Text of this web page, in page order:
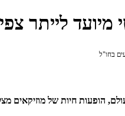
הופעות חיות של מוזיקאים